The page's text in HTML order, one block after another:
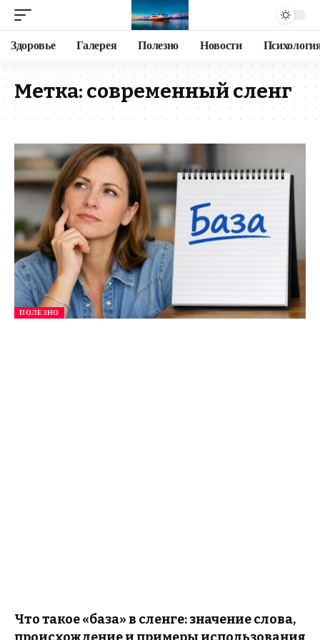
Здоровье Галерея Полезно Новости
Метка: современный сленг
ПОЛЕЗНО
Что такое «база» в сленге: значение слова,